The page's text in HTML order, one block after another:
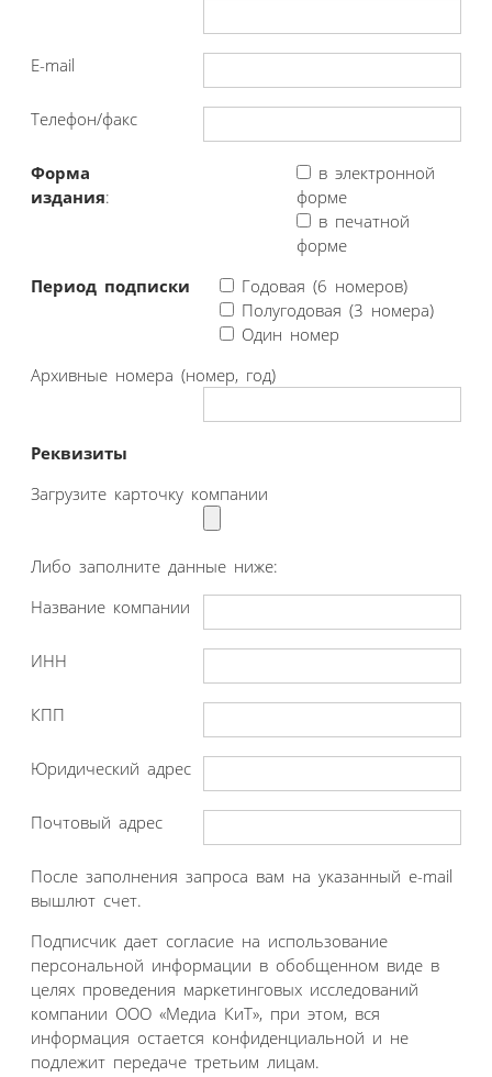
E-mail
Телефон/факс
Форма
издания:
в электронной
форме
в печатной
форме
Период подписки
Годовая (6 номеров)
Полугодовая (3 номера)
Один номер
Архивные номера (номер, год)
Реквизиты
Загрузите карточку компании
Либо заполните данные ниже:
Название компании
ИНН
КПП
Юридический адрес
Почтовый адрес
После заполнения запроса вам на указанный e-mail
вышлют счет.
Подписчик дает согласие на использование
персональной информации в обобщенном виде в
целях проведения маркетинговых исследований
компании ООО «Медиа КиТ», при этом, вся
информация остается конфиденциальной и не
подлежит передаче третьим лицам.